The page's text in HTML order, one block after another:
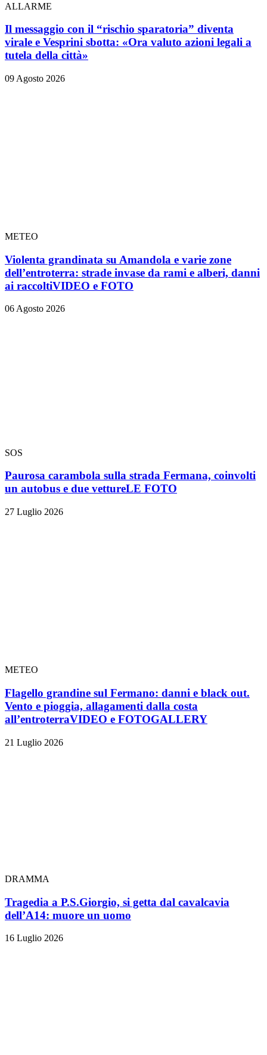
ALLARME
Il messaggio con il “rischio sparatoria” diventa
virale e Vesprini sbotta: «Ora valuto azioni legali a
tutela della città»
09 Agosto 2026
METEO
Violenta grandinata su Amandola e varie zone
dell’entroterra: strade invase da rami e alberi, danni
ai raccoltiVIDEO e FOTO
06 Agosto 2026
SOS
Paurosa carambola sulla strada Fermana, coinvolti
un autobus e due vettureLE FOTO
27 Luglio 2026
METEO
Flagello grandine sul Fermano: danni e black out.
Vento e pioggia, allagamenti dalla costa
all’entroterraVIDEO e FOTOGALLERY
21 Luglio 2026
DRAMMA
Tragedia a P.S.Giorgio, si getta dal cavalcavia
dell’A14: muore un uomo
16 Luglio 2026